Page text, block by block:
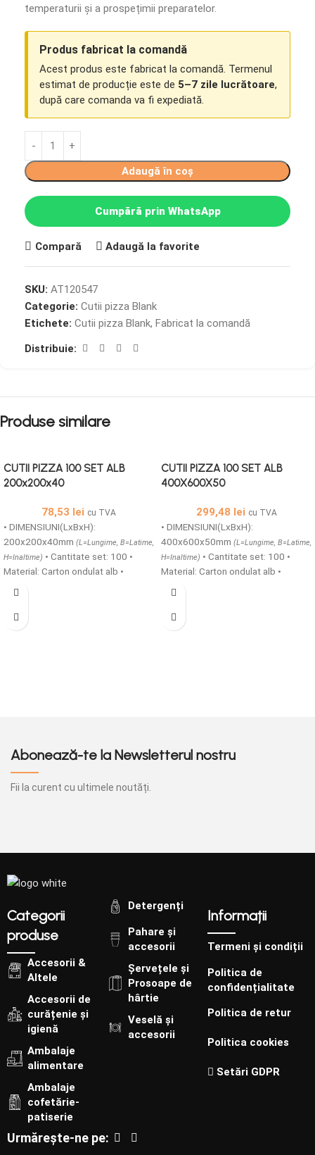
temperaturii și a prospețimii preparatelor.
Produs fabricat la comandă
Acest produs este fabricat la comandă. Termenul
estimat de producție este de 5–7 zile lucrătoare,
după care comanda va fi expediată.
Adaugă în coș
Cumpără prin WhatsApp
Compară Adaugă la favorite
SKU: AT120547
Categorie: Cutii pizza Blank
Etichete: Cutii pizza Blank, Fabricat la comandă
Distribuie:
Produse similare
CUTII PIZZA 100 SET ALB
200x200x40
78,53 lei cu TVA
• DIMENSIUNI(LxBxH):
200x200x40mm (L=Lungime, B=Latime,
H=Inaltime) • Cantitate set: 100 •
Material: Carton ondulat alb •
Structura carton: microondule
microondule cu o grosime de 1,5
CUTII PIZZA 100 SET ALB
400X600X50
299,48 lei cu TVA
• DIMENSIUNI(LxBxH):
400x600x50mm (L=Lungime, B=Latime,
H=Inaltime) • Cantitate set: 100 •
Material: Carton ondulat alb •
Structura carton: microondule
microondule cu o grosime de 1,5
Abonează-te la Newsletterul nostru
Fii la curent cu ultimele noutăți.
Categorii
produse
Accesorii &
Altele
Accesorii de
curățenie și
igienă
Ambalaje
alimentare
Ambalaje
cofetărie-
patiserie
Detergenți
Pahare și
accesorii
Șervețele și
Prosoape de
hârtie
Veselă și
accesorii
Informații
Termeni și condiții
Politica de
confidențialitate
Politica de retur
Politica cookies
Setări GDPR
Urmărește-ne pe: